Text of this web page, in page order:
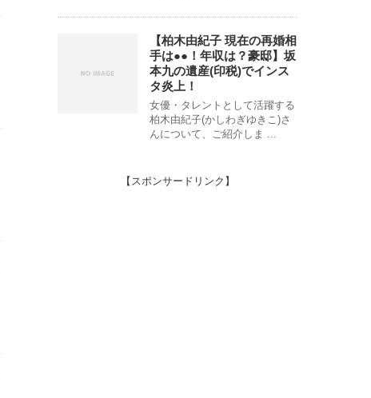
【柏木由紀子 現在の再婚相
手は●●！年収は？豪邸】坂
本九の遺産(印税)でインス
タ炎上！
女優・タレントとして活躍する
柏木由紀子(かしわぎゆきこ)さ
んについて、ご紹介しま ...
【スポンサードリンク】